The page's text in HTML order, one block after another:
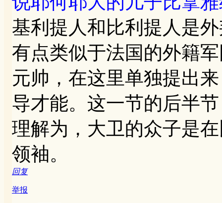
基利提人和比利提人是
有点类似于法国的外籍
元帅，在这里单独提出
导才能。这一节的后半
理解为，大卫的众子是
领袖。
回复
举报